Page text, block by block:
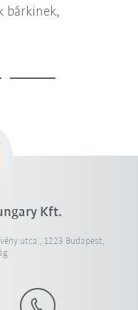
bárkinek,
Kft.
utca , 1223 Budapest,